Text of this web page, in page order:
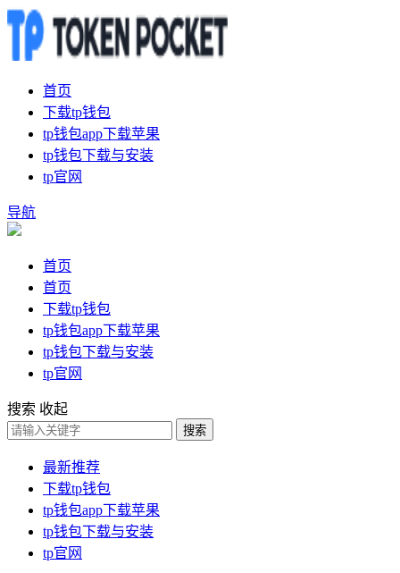
首页
下载tp钱包
tp钱包app下载苹果
tp钱包下载与安装
tp官网
导航
首页
首页
下载tp钱包
tp钱包app下载苹果
tp钱包下载与安装
tp官网
搜索 收起
搜索
最新推荐
下载tp钱包
tp钱包app下载苹果
tp钱包下载与安装
tp官网